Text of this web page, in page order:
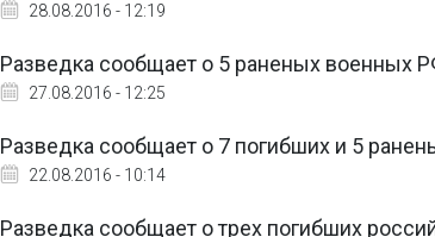
28.08.2016 - 12:19
Разведка сообщает о 5 раненых военных
27.08.2016 - 12:25
Разведка сообщает о 7 погибших и 5
22.08.2016 - 10:14
Разведка сообщает о трех погибших